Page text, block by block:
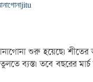
jitu
শুরু হয়েছে৷
ব্যস্ত৷ তবে বছরের